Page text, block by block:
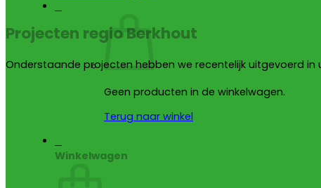
Geen producten in de winkelwagen.
Terug naar winkel
Winkelwagen
Projecten regio Berkhout
Onderstaande projecten hebben we recentelijk uitgevoerd in